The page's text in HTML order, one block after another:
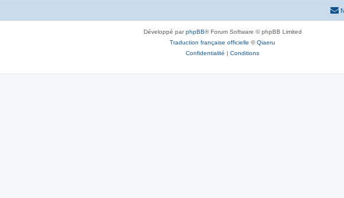
Développé parphpBB® Forum Software © phpBB Limited
Traduction française officielle ©Qiaeru
Confidentialité | Conditions